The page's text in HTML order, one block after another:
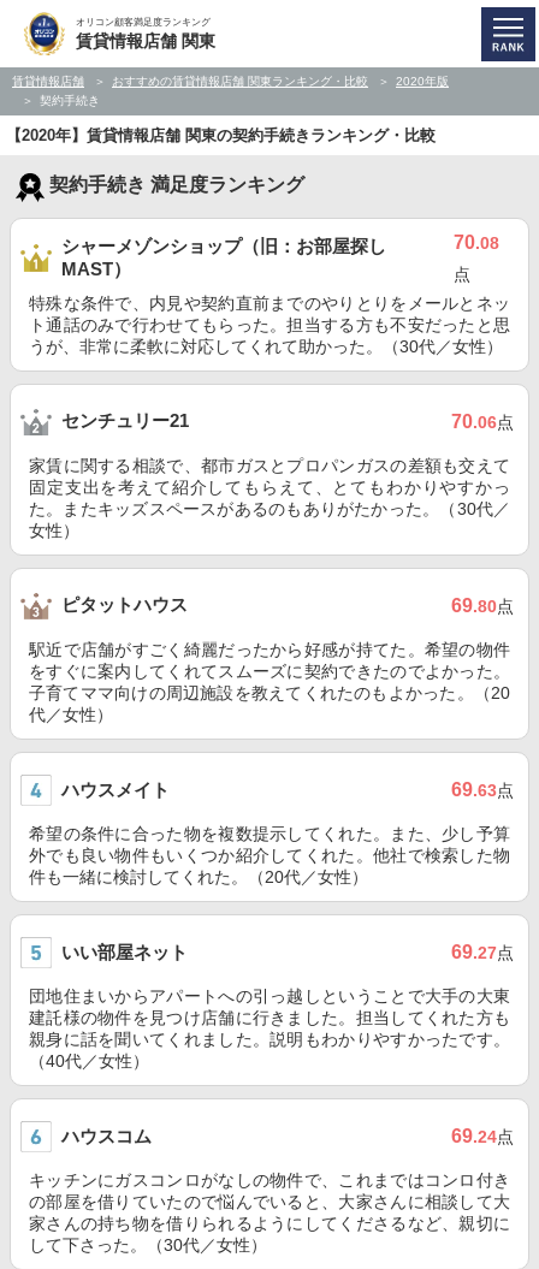
オリコン顧客満足度ランキング
賃貸情報店舗 関東
賃貸情報店舗 おすすめの賃貸情報店舗 関東ランキング・比較
2020年版
契約手続き
【2020年】賃貸情報店舗 関東の契約手続きランキング・比較
契約手続き 満足度ランキング
シャーメゾンショップ（旧：お部屋探し
MAST）
70.08
点
特殊な条件で、内見や契約直前までのやりとりをメールとネッ
ト通話のみで行わせてもらった。担当する方も不安だったと思
うが、非常に柔軟に対応してくれて助かった。（30代／女性）
センチュリー21 70.06点
家賃に関する相談で、都市ガスとプロパンガスの差額も交えて
固定支出を考えて紹介してもらえて、とてもわかりやすかっ
た。またキッズスペースがあるのもありがたかった。（30代／
女性）
ピタットハウス 69.80点
駅近で店舗がすごく綺麗だったから好感が持てた。希望の物件
をすぐに案内してくれてスムーズに契約できたのでよかった。
子育てママ向けの周辺施設を教えてくれたのもよかった。（20
代／女性）
ハウスメイト 69.63点
希望の条件に合った物を複数提示してくれた。また、少し予算
外でも良い物件もいくつか紹介してくれた。他社で検索した物
件も一緒に検討してくれた。（20代／女性）
いい部屋ネット 69.27点
団地住まいからアパートへの引っ越しということで大手の大東
建託様の物件を見つけ店舗に行きました。担当してくれた方も
親身に話を聞いてくれました。説明もわかりやすかったです。
（40代／女性）
ハウスコム 69.24点
キッチンにガスコンロがなしの物件で、これまではコンロ付き
の部屋を借りていたので悩んでいると、大家さんに相談して大
家さんの持ち物を借りられるようにしてくださるなど、親切に
して下さった。（30代／女性）